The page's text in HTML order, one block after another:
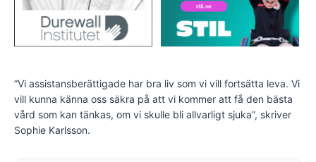
”Vi assistansberättigade har bra liv som vi vill fortsätta leva. Vi
vill kunna känna oss säkra på att vi kommer att få den bästa
vård som kan tänkas, om vi skulle bli allvarligt sjuka”, skriver
Sophie Karlsson.